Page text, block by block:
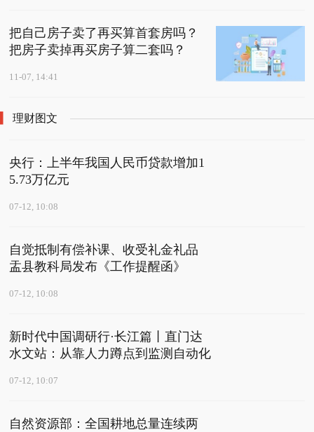
把自己房子卖了再买算首套房吗？
把房子卖掉再买房子算二套吗？
11-07, 14:41
理财图文
央行：上半年我国人民币贷款增加1
5.73万亿元
07-12, 10:08
自觉抵制有偿补课、收受礼金礼品
盂县教科局发布《工作提醒函》
07-12, 10:08
新时代中国调研行·长江篇丨直门达
水文站：从靠人力蹲点到监测自动化
07-12, 10:07
自然资源部：全国耕地总量连续两